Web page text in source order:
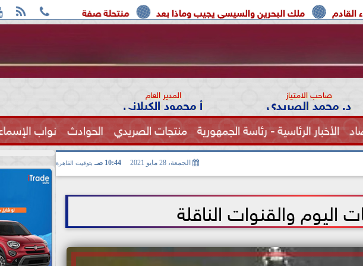
 
منتحلة صفة صحفية تعترف: واقعة التحرش البحرين والسيسي يجيب وماذا بعد
صاحب الامتياز
د. محمد الصريدي المدير العام
أ محمود الكيلاني
الأخبار الرئاسية - رئاسة الجمهورية منتجات الصريدي الحوادث نواب
الصحة الجمعة، 28 مايو 2021 10:44 صـ بتوقيت القاهرة
اليوم والقنوات الناقلة